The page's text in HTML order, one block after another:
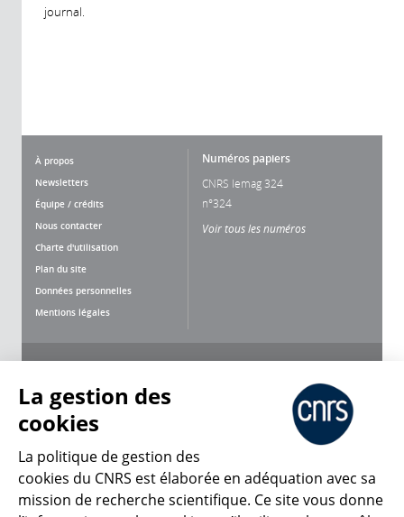
journal.
À propos
Newsletters
Équipe / crédits
Nous contacter
Charte d'utilisation
Plan du site
Données personnelles
Mentions légales
Numéros papiers
CNRS lemag 324
n°324
Voir tous les numéros
CNRS Le Mag
La gestion des
cookies
La politique de gestion des
cookies du CNRS est élaborée en adéquation avec sa
mission de recherche scientifique. Ce site vous donne